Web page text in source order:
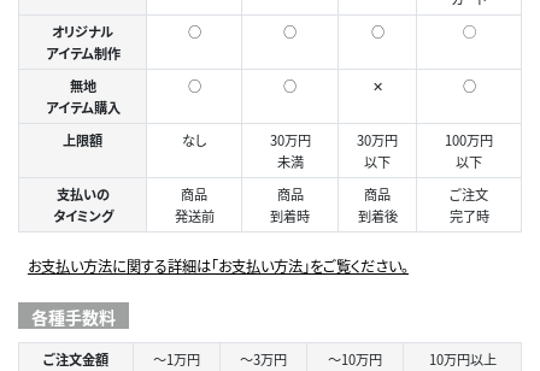
オリジナル
アイテム制作
○ ○ ○ ◯
無地
アイテム購入
○ ○ ✕ ○
上限額 なし
30万円
未満
30万円
以下
100万円
以下
支払いの
タイミング
商品
発送前
商品
到着時
商品
到着後
ご注文
完了時
お支払い方法に関する詳細は「お支払い方法」をご覧ください。
各種手数料
ご注文金額 ～1万円 ～3万円 ～10万円
10万円以上